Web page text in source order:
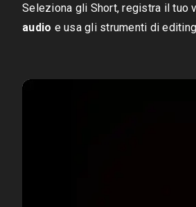
Seleziona gli Short, registra il tuo
audio e usa gli strumenti di